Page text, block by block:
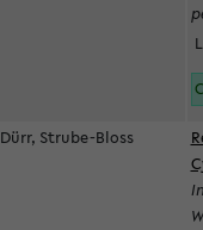
Dürr, Strube-Bloss